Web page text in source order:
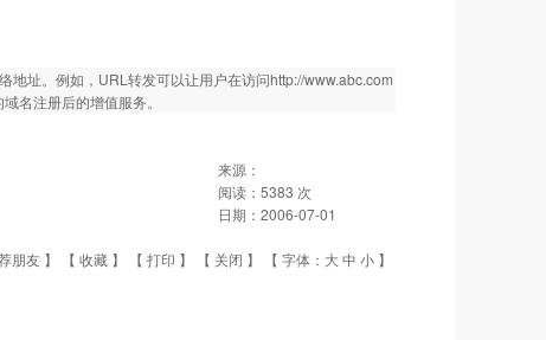
地址。例如，URL转发可以让用户在访问http://www.abc.com
名注册后的增值服务。
来源：
阅读： 5383 次
日期： 2006-07-01
朋友 】 【 收藏 】 【 打印 】 【 关闭 】 【 字体： 大中 小 】